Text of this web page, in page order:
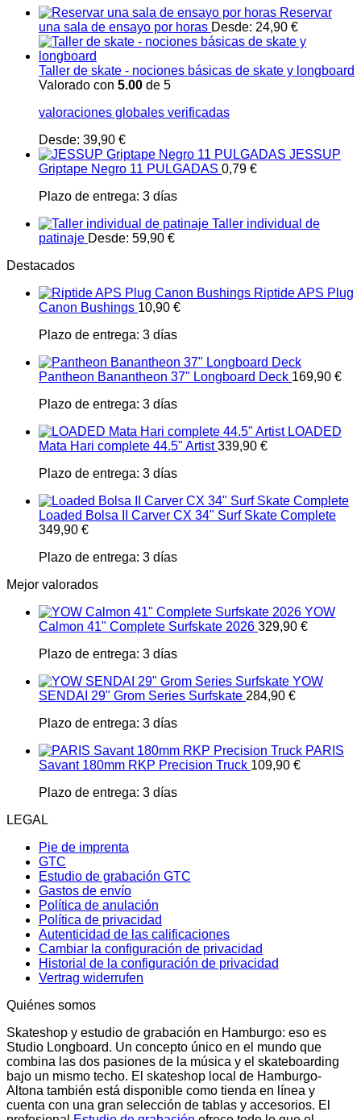
Reservar
una sala de ensayo por horas Desde: 24,90 €
Taller de skate - nociones básicas de skate y longboard
Valorado con 5.00 de 5
valoraciones globales verificadas
Desde: 39,90 €
JESSUP
Griptape Negro 11 PULGADAS 0,79 €
Plazo de entrega: 3 días
Taller individual de
patinaje Desde: 59,90 €
Destacados
Riptide APS Plug
Canon Bushings 10,90 €
Plazo de entrega: 3 días
Pantheon Banantheon 37" Longboard Deck 169,90 €
Plazo de entrega: 3 días
LOADED
Mata Hari complete 44.5" Artist 339,90 €
Plazo de entrega: 3 días
Loaded Bolsa II Carver CX 34" Surf Skate Complete
349,90 €
Plazo de entrega: 3 días
Mejor valorados
YOW
Calmon 41" Complete Surfskate 2026 329,90 €
Plazo de entrega: 3 días
YOW
SENDAI 29" Grom Series Surfskate 284,90 €
Plazo de entrega: 3 días
PARIS
Savant 180mm RKP Precision Truck 109,90 €
Plazo de entrega: 3 días
LEGAL
Pie de imprenta
GTC
Estudio de grabación GTC
Gastos de envío
Política de anulación
Política de privacidad
Autenticidad de las calificaciones
Cambiar la configuración de privacidad
Historial de la configuración de privacidad
Vertrag widerrufen
Quiénes somos
Skateshop y estudio de grabación en Hamburgo: eso es
Studio Longboard. Un concepto único en el mundo que
combina las dos pasiones de la música y el skateboarding
bajo un mismo techo. El skateshop local de Hamburgo-
Altona también está disponible como tienda en línea y
cuenta con una gran selección de tablas y accesorios. El